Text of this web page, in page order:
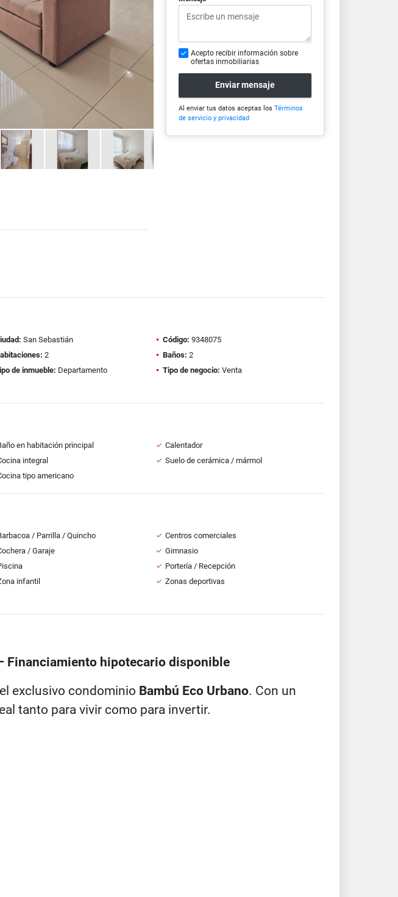
Acepto recibir información sobre
ofertas inmobiliarias
Enviar mensaje
Al enviar tus datos aceptas los Términos
de servicio y privacidad
San Sebastián Código: 9348075
2 Baños: 2
de inmueble: Departamento Tipo de negocio: Venta
en habitación principal
Calentador
integral
Suelo de cerámica / mármol
tipo americano
/ Parrilla / Quincho
Centros comerciales
/ Garaje
Gimnasio
Portería / Recepción
infantil
Zonas deportivas
Financiamiento hipotecario disponible
exclusivo condominio Bambú Eco Urbano. Con un
tanto para vivir como para invertir.